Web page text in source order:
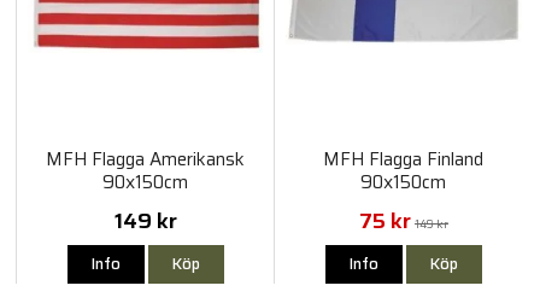
MFH Flagga Amerikansk
90x150cm
149 kr
Info Köp
MFH Flagga Finland
90x150cm
75 kr 149 kr
Info Köp